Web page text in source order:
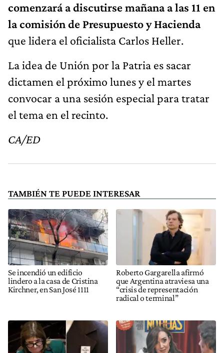
comenzará a discutirse mañana a las 11 en
la comisión de Presupuesto y Hacienda
que lidera el oficialista Carlos Heller.
La idea de Unión por la Patria es sacar
dictamen el próximo lunes y el martes
convocar a una sesión especial para tratar
el tema en el recinto.
CA/ED
TAMBIÉN TE PUEDE INTERESAR
Se incendió un edificio
lindero a la casa de Cristina
Kirchner, en San José 1111
Roberto Gargarella afirmó
que Argentina atraviesa una
“crisis de representación
radical o terminal”